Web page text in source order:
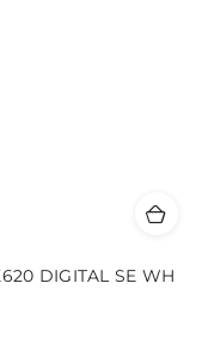
DIGITAL SE WH